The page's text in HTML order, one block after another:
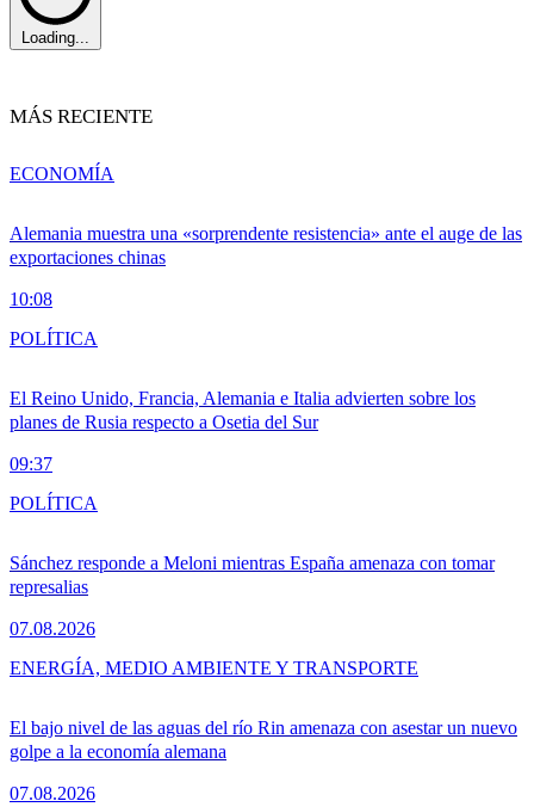
Loading...
MÁS RECIENTE
Alemania muestra una «sorprendente resistencia» ante el auge de las
exportaciones chinas
10:08
ECONOMÍA
El Reino Unido, Francia, Alemania e Italia advierten sobre los
planes de Rusia respecto a Osetia del Sur
09:37
POLÍTICA
Sánchez responde a Meloni mientras España amenaza con tomar
represalias
07.08.2026
POLÍTICA
El bajo nivel de las aguas del río Rin amenaza con asestar un nuevo
golpe a la economía alemana
07.08.2026
ENERGÍA, MEDIO AMBIENTE Y TRANSPORTE